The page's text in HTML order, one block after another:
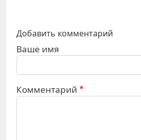
Добавить комментарий
Ваше имя
Комментарий